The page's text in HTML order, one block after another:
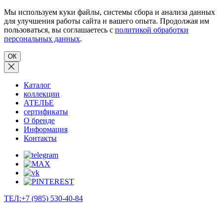
Мы используем куки файлы, системы сбора и анализа данных
для улучшения работы сайта и вашего опыта. Продолжая им
пользоваться, вы соглашаетесь с политикой обработки
персональных данных.
ОК
Каталог
коллекции
АТЕЛЬЕ
сертификаты
О бренде
Информация
Контакты
ТЕЛ:+7 (985) 530-40-84